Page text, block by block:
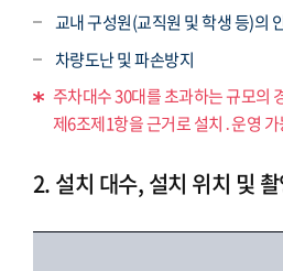
교내 구성원(교직원 및 학생 등)의
차량도난 및 파손방지
주차대수 30대를 초과하는 규모의
제6조제1항을 근거로 설치․운영 가
2. 설치 대수, 설치 위치 및